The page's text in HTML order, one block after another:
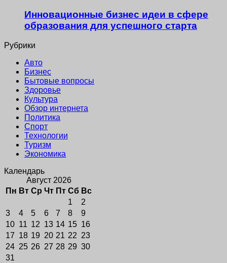
Инновационные бизнес идеи в сфере
образования для успешного старта
Рубрики
Авто
Бизнес
Бытовые вопросы
Здоровье
Культура
Обзор интернета
Политика
Спорт
Технологии
Туризм
Экономика
Календарь
Август 2026
Пн Вт Ср Чт Пт Сб Вс
1
2
3
4 5 6 7 8
9
10 11 12 13 14 15 16
17 18 19 20 21 22 23
24 25 26 27 28 29 30
31